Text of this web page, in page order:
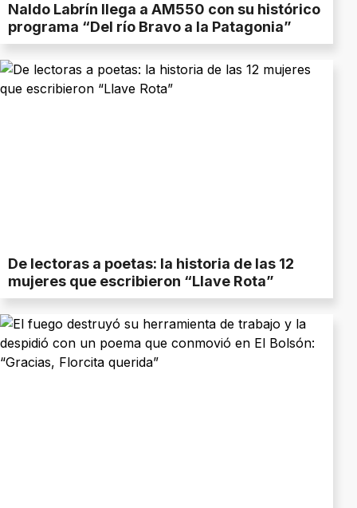
Naldo Labrín llega a AM550 con su histórico
programa “Del río Bravo a la Patagonia”
De lectoras a poetas: la historia de las 12
mujeres que escribieron “Llave Rota”